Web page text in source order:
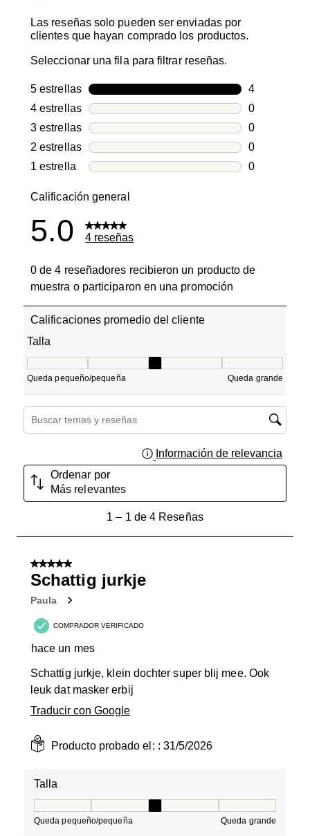
Las reseñas solo pueden ser enviadas por
clientes que hayan comprado los productos.
Seleccionar una fila para filtrar reseñas.
5 estrellasestrellas
4
4 reseñas
4 estrellasestrellas
0
0 reseñas
3 estrellasestrellas
0
0 reseñas
2 estrellasestrellas
0
0 reseñas
1 estrellaestrellas
0
Calificación general
5.0 4 reseñas
0 de 4 reseñadores recibieron un producto de
muestra o participaron en una promoción
Calificaciones promedio del cliente
Talla
Queda pequeño/pequeña Queda grande
Región de búsqueda de temas y reseñas
Información de relevancia
Ordenar por
Más relevantes
Reseñas.
1 – 1 de 4 Reseñas
5 de 5 estrellas.
Schattig jurkje
Paula
COMPRADOR VERIFICADO
hace un mes
Schattig jurkje, klein dochter super blij mee. Ook
leuk dat masker erbij
Traducir con Google
Producto probado el: : 31/5/2026
Talla
Queda pequeño/pequeña Queda grande